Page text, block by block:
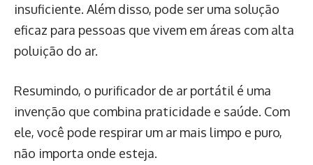
insuficiente. Além disso, pode ser uma solução
eficaz para pessoas que vivem em áreas com alta
poluição do ar.
Resumindo, o purificador de ar portátil é uma
invenção que combina praticidade e saúde. Com
ele, você pode respirar um ar mais limpo e puro,
não importa onde esteja.